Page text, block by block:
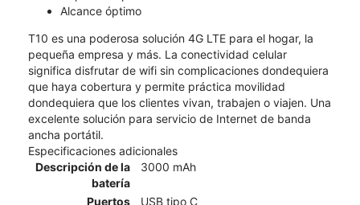
Alcance óptimo
T10 es una poderosa solución 4G LTE para el hogar, la
pequeña empresa y más. La conectividad celular
significa disfrutar de wifi sin complicaciones dondequiera
que haya cobertura y permite práctica movilidad
dondequiera que los clientes vivan, trabajen o viajen. Una
excelente solución para servicio de Internet de banda
ancha portátil.
Especificaciones adicionales
Descripción de la
batería
3000 mAh
Puertos
USB tipo C